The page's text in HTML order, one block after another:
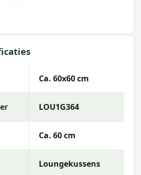
cm
Polyester
Ca. 60x60 cm
LOU1G364
Ca. 60 cm
Loungekussens